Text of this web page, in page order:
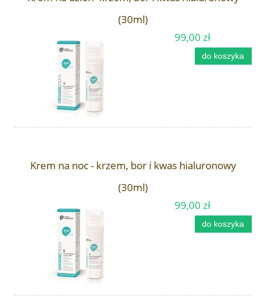
(30ml)
99,00 zł
do koszyka
Krem na noc - krzem, bor i kwas hialuronowy
(30ml)
99,00 zł
do koszyka